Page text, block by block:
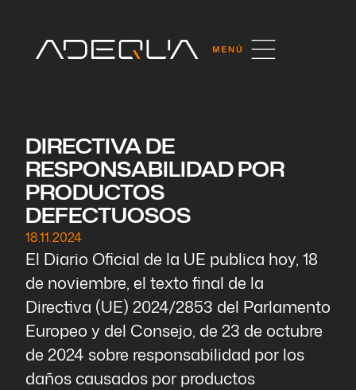
DIRECTIVA DE
RESPONSABILIDAD POR
PRODUCTOS
DEFECTUOSOS
18.11.2024
El Diario Oficial de la UE publica hoy, 18
de noviembre, el texto final de la
Directiva (UE) 2024/2853 del Parlamento
Europeo y del Consejo, de 23 de octubre
de 2024 sobre responsabilidad por los
daños causados por productos